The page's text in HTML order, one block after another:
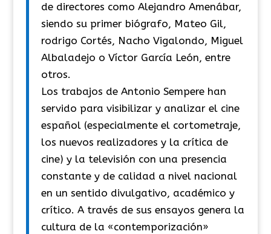
de directores como Alejandro Amenábar,
siendo su primer biógrafo, Mateo Gil,
rodrigo Cortés, Nacho Vigalondo, Miguel
Albaladejo o Víctor García León, entre
otros.
Los trabajos de Antonio Sempere han
servido para visibilizar y analizar el cine
español (especialmente el cortometraje,
los nuevos realizadores y la crítica de
cine) y la televisión con una presencia
constante y de calidad a nivel nacional
en un sentido divulgativo, académico y
crítico. A través de sus ensayos genera la
cultura de la «contemporización»